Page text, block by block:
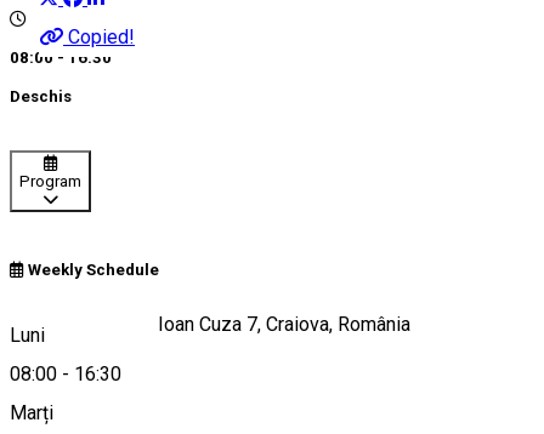
Copied!
08:00 - 16:30
Deschis
Program
Weekly Schedule
Luni
08:00 - 16:30
Marți
Strada Alexandru Ioan Cuza 7, Craiova, România
Hartă